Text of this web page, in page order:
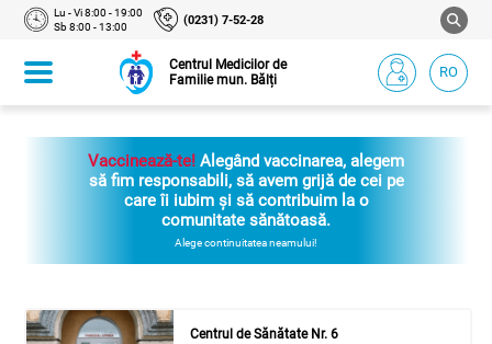
Lu - Vi 8:00 - 19:00
Sb 8:00 - 13:00
(0231) 7-52-28
Centrul Medicilor de
Familie mun. Bălți
RO
Vaccinează-te! Alegând vaccinarea, alegem
să fim responsabili, să avem grijă de cei pe
care îi iubim și să contribuim la o
comunitate sănătoasă.
Alege continuitatea neamului!
Centrul de Sănătate Nr. 6